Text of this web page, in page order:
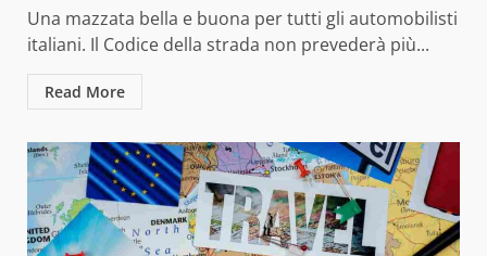
Una mazzata bella e buona per tutti gli automobilisti
italiani. Il Codice della strada non prevederà più...
Read More